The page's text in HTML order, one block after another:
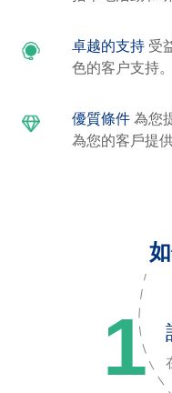
卓越的支持受
色的客户支持。
優質條件為您
為您的客戶提
1